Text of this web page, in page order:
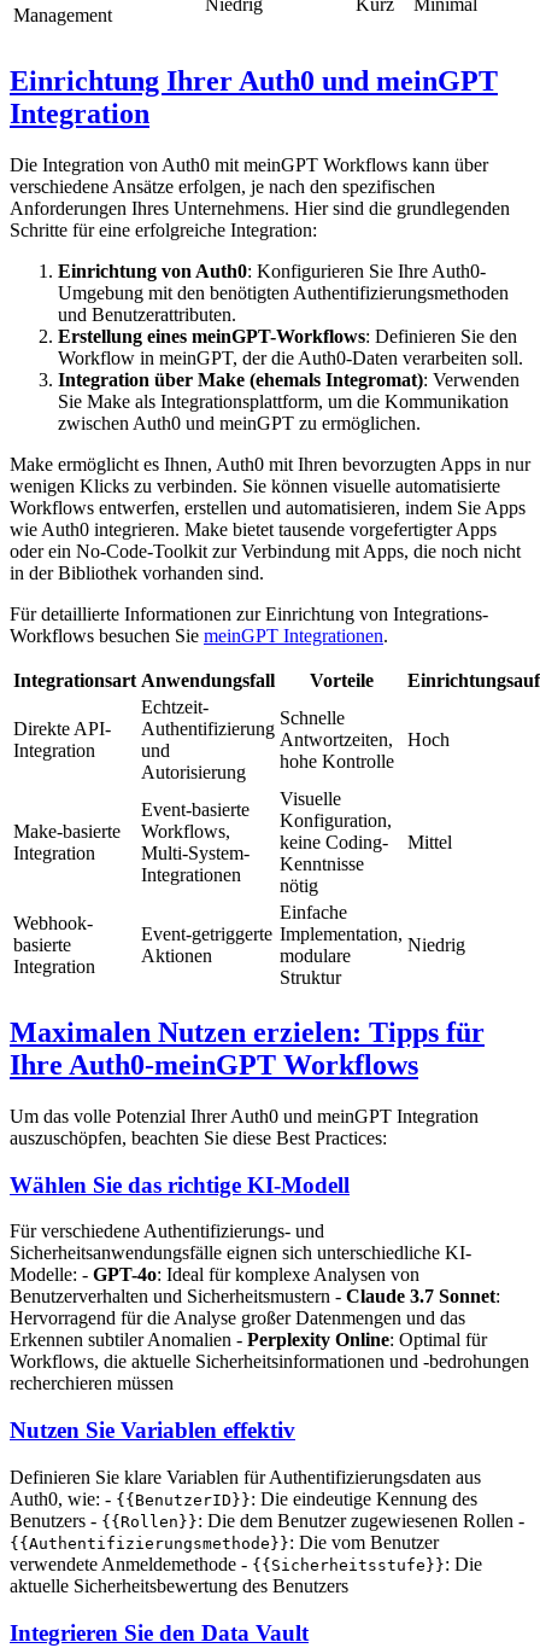
Management
Niedrig Kurz Minimal
Einrichtung Ihrer Auth0 und meinGPT
Integration
Die Integration von Auth0 mit meinGPT Workflows kann über
verschiedene Ansätze erfolgen, je nach den spezifischen
Anforderungen Ihres Unternehmens. Hier sind die grundlegenden
Schritte für eine erfolgreiche Integration:
Einrichtung von Auth0: Konfigurieren Sie Ihre Auth0-
Umgebung mit den benötigten Authentifizierungsmethoden
und Benutzerattributen.
Erstellung eines meinGPT-Workflows: Definieren Sie den
Workflow in meinGPT, der die Auth0-Daten verarbeiten soll.
Integration über Make (ehemals Integromat): Verwenden
Sie Make als Integrationsplattform, um die Kommunikation
zwischen Auth0 und meinGPT zu ermöglichen.
Make ermöglicht es Ihnen, Auth0 mit Ihren bevorzugten Apps in nur
wenigen Klicks zu verbinden. Sie können visuelle automatisierte
Workflows entwerfen, erstellen und automatisieren, indem Sie Apps
wie Auth0 integrieren. Make bietet tausende vorgefertigter Apps
oder ein No-Code-Toolkit zur Verbindung mit Apps, die noch nicht
in der Bibliothek vorhanden sind.
Für detaillierte Informationen zur Einrichtung von Integrations-
Workflows besuchen Sie meinGPT Integrationen.
Integrationsart Anwendungsfall Vorteile
Direkte API-
Integration
Echtzeit-
Authentifizierung
und
Autorisierung
Schnelle
Antwortzeiten,
hohe Kontrolle
Hoch
Make-basierte
Integration
Event-basierte
Workflows,
Multi-System-
Integrationen
Visuelle
Konfiguration,
keine Coding-
Kenntnisse
nötig
Mittel
Webhook-
basierte
Integration
Event-getriggerte
Aktionen
Einfache
Implementation,
modulare
Struktur
Niedrig
Maximalen Nutzen erzielen: Tipps für
Ihre Auth0-meinGPT Workflows
Um das volle Potenzial Ihrer Auth0 und meinGPT Integration
auszuschöpfen, beachten Sie diese Best Practices:
Wählen Sie das richtige KI-Modell
Für verschiedene Authentifizierungs- und
Sicherheitsanwendungsfälle eignen sich unterschiedliche KI-
Modelle: - GPT-4o: Ideal für komplexe Analysen von
Benutzerverhalten und Sicherheitsmustern - Claude 3.7 Sonnet:
Hervorragend für die Analyse großer Datenmengen und das
Erkennen subtiler Anomalien - Perplexity Online: Optimal für
Workflows, die aktuelle Sicherheitsinformationen und -bedrohungen
recherchieren müssen
Nutzen Sie Variablen effektiv
Definieren Sie klare Variablen für Authentifizierungsdaten aus
Auth0, wie: - {{BenutzerID}}: Die eindeutige Kennung des
Benutzers - {{Rollen}}: Die dem Benutzer zugewiesenen Rollen -
{{Authentifizierungsmethode}}: Die vom Benutzer
verwendete Anmeldemethode - {{Sicherheitsstufe}}: Die
aktuelle Sicherheitsbewertung des Benutzers
Integrieren Sie den Data Vault